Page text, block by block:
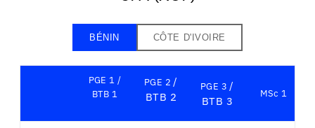
BÉNIN CÔTE D'IVOIRE
PGE 1 /
BTB 1
PGE 2/
BTB 2
PGE 3/
BTB 3
MSc 1